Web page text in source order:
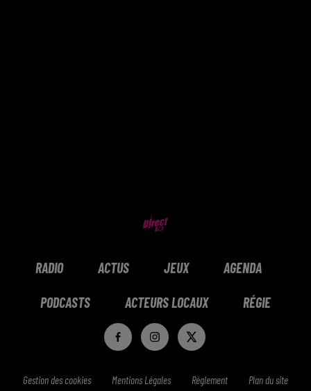
RADIO ACTUS JEUX AGENDA
PODCASTS ACTEURS LOCAUX RÉGIE
Gestion des cookies Mentions Légales Réglement Plan du site